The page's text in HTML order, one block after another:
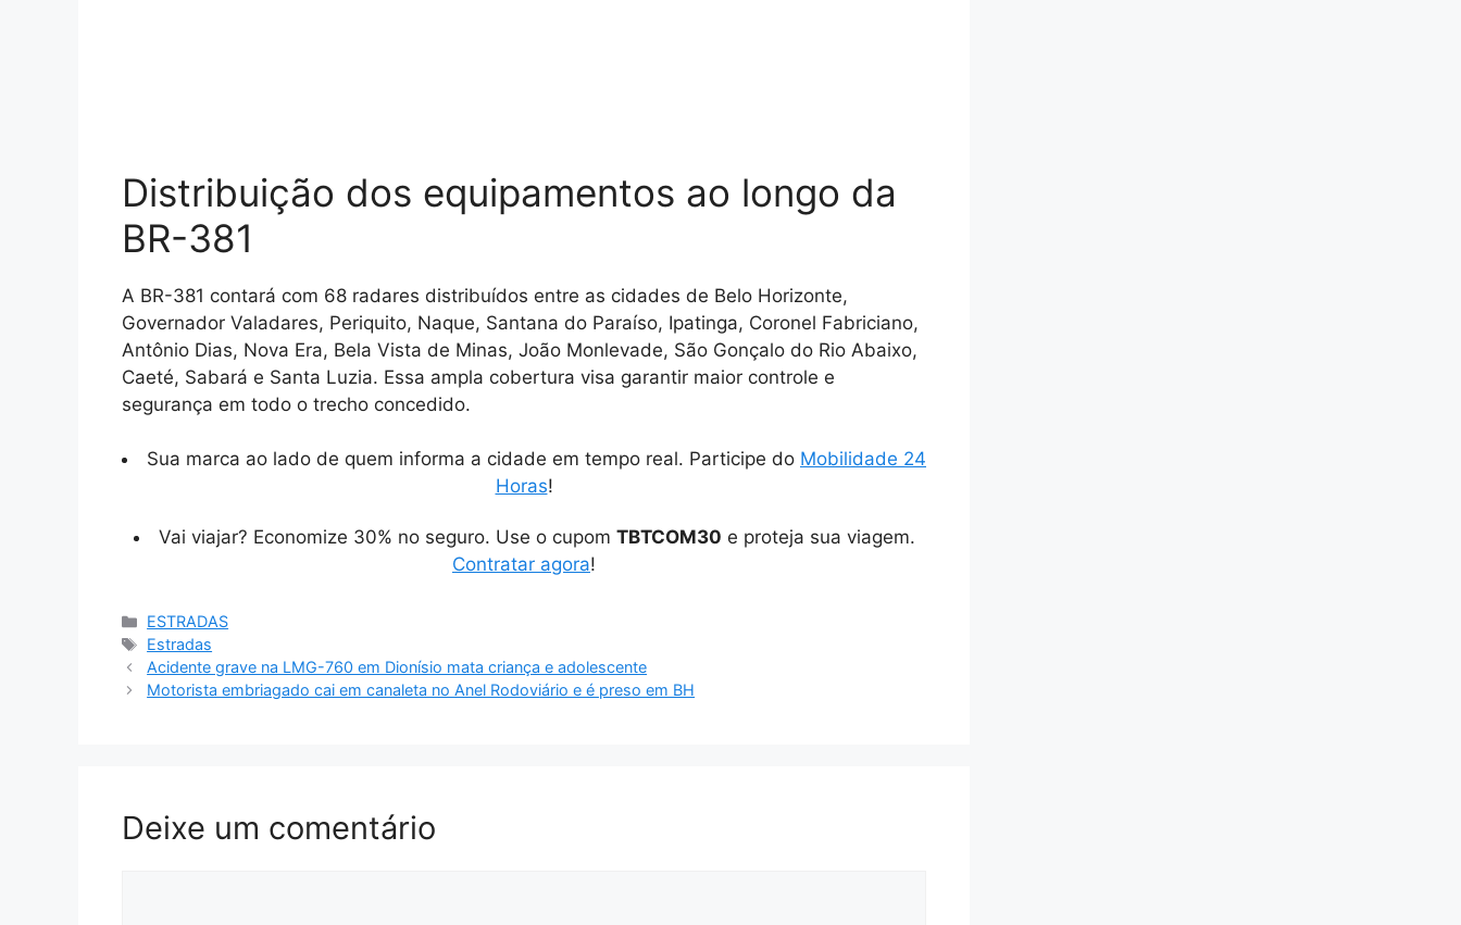
Distribuição dos equipamentos ao longo da
BR-381
A BR-381 contará com 68 radares distribuídos entre as cidades de Belo Horizonte,
Governador Valadares, Periquito, Naque, Santana do Paraíso, Ipatinga, Coronel Fabriciano,
Antônio Dias, Nova Era, Bela Vista de Minas, João Monlevade, São Gonçalo do Rio Abaixo,
Caeté, Sabará e Santa Luzia. Essa ampla cobertura visa garantir maior controle e
segurança em todo o trecho concedido.
Sua marca ao lado de quem informa a cidade em tempo real. Participe do Mobilidade 24
Horas!
Vai viajar? Economize 30% no seguro. Use o cupom TBTCOM30 e proteja sua viagem.
Contratar agora!
Categorias
ESTRADAS
Tags
Estradas
Acidente grave na LMG-760 em Dionísio mata criança e adolescente
Motorista embriagado cai em canaleta no Anel Rodoviário e é preso em BH
Deixe um comentário